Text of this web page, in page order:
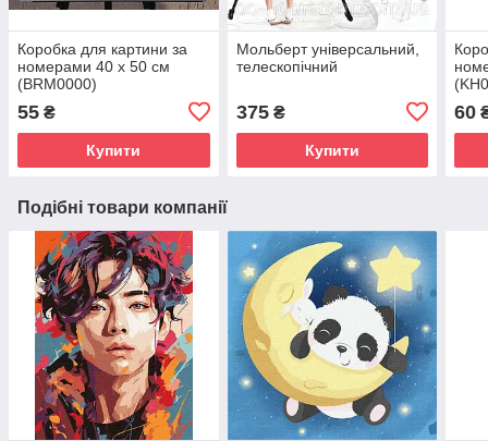
Коробка для картини за
номерами 40 х 50 см
(BRM0000)
55 ₴
Купити
Мольберт універсальний,
телескопічний
375₴
Купити
60
Подібні товари компанії